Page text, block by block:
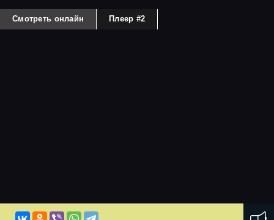
Смотреть онлайн Плеер #2